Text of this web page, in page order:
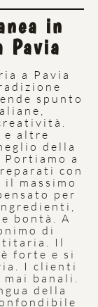
in
a Pavia
spunto
e altre
della
a
con
massimo
per
bontà. A
di
Il
forte e si
I clienti
banali.
della